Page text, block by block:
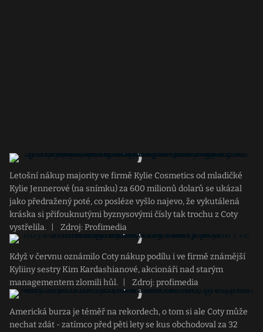
Letošní nákup majority ve firmě Kylie Cosmetics od mladičké
Kylie Jennerové (na snímku) za 600 milionů dolarů se ukázal
jako předražený poté, co posléze vyšlo najevo, že vykutálená
kráska si přifouknutými byznysovými čísly tak trochu z Coty
vystřelila.
Zdroj: Profimedia
Když v červnu oznámilo Coty nákup podílu i ve firmě známější
Kyliiny sestry Kim Kardashianové, akcionáři nad starým
managementem zlomili hůl.
Zdroj: profimedia
Americká burza je téměř na rekordech, o tom si ale Coty může
nechat zdát - zatímco před pěti lety se kus obchodoval za 32